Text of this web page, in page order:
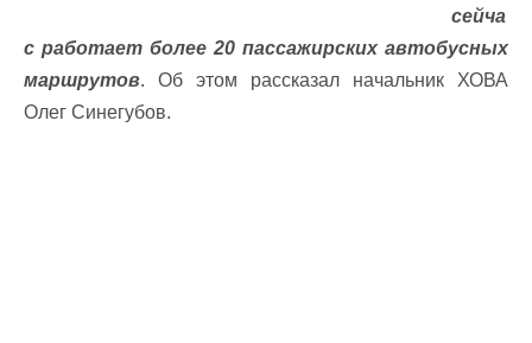
сейча
с работает более 20 пассажирских автобусных
маршрутов. Об этом рассказал начальник ХОВА
Олег Синегубов.